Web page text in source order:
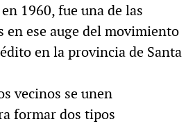
1960, fue una de las
en ese auge del movimiento
en la provincia de Santa
vecinos se unen
formar dos tipos